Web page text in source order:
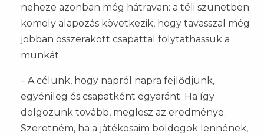
neheze azonban még hátravan: a téli szünetben
komoly alapozás következik, hogy tavasszal még
jobban összerakott csapattal folytathassuk a
munkát.
– A célunk, hogy napról napra fejlődjünk,
egyénileg és csapatként egyaránt. Ha így
dolgozunk tovább, meglesz az eredménye.
Szeretném, ha a játékosaim boldogok lennének,